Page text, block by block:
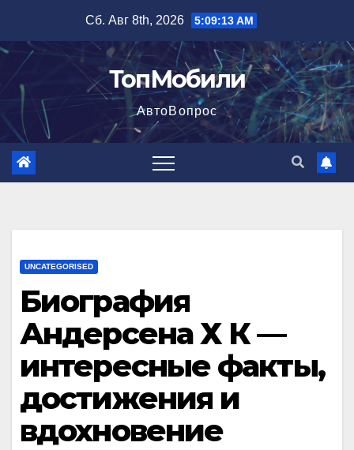
содержимому
Сб. Авг 8th, 2026 5:09:14 AM
ТопМобили
АвтоВопрос
UNCATEGORISED
Биография
Андерсена Х К —
интересные факты,
достижения и
вдохновение